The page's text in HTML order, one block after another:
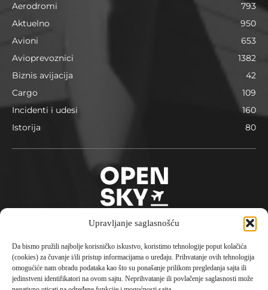
Upravljanje saglasnošću
Da bismo pružili najbolje korisničko iskustvo, koristimo tehnologije poput kolačića
(cookies) za čuvanje i/ili pristup informacijama o uređaju. Prihvatanje ovih tehnologija
omogućiće nam obradu podataka kao što su ponašanje prilikom pregledanja sajta ili
jedinstveni identifikatori na ovom sajtu. Neprihvatanje ili povlačenje saglasnosti može
Aerodromi
793
Aktuelno
950
Avioni
653
Avioprevoznici
1382
Biznis avijacija
42
Cargo
109
Incidenti i udesi
160
Istorija
80
O nama
Opensky je avio portal pokrenut 2023. godine sa